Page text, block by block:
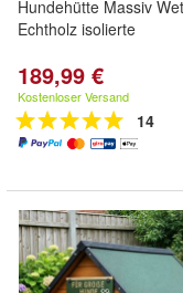
Hundehütte Massiv
Echtholz isolierte
189,99 €
Kostenloser Versand
14